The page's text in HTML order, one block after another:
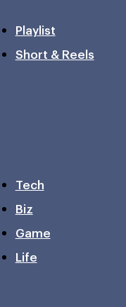
Playlist
Short & Reels
Tech
Biz
Game
Life